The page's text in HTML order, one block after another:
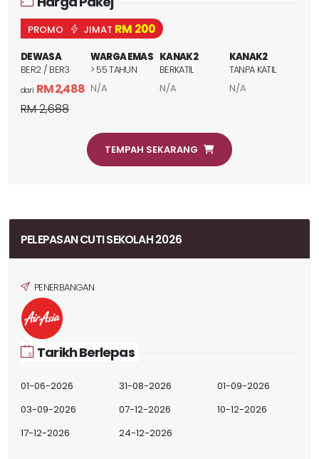
PROMO JIMAT RM 200
DEWASA
BER2 / BER3
dariRM 2,488
RM 2,688
WARGA EMAS
> 55 TAHUN
N/A
KANAK2
BERKATIL
N/A
KANAK2
TANPA KATIL
N/A
TEMPAH SEKARANG
PELEPASAN CUTI SEKOLAH 2026
PENERBANGAN
Tarikh Berlepas
01-06-2026 31-08-2026
01-09-2026
03-09-2026
07-12-2026
10-12-2026
17-12-2026
24-12-2026